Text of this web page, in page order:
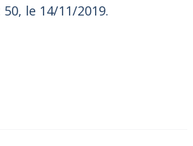
le 14/11/2019.